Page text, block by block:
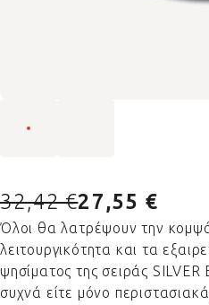
32,42 €27,55 €
Όλοι θα λατρέψουν την
λειτουργικότητα και τα
ψησίματος της σειράς SILVER
συχνά είτε μόνο